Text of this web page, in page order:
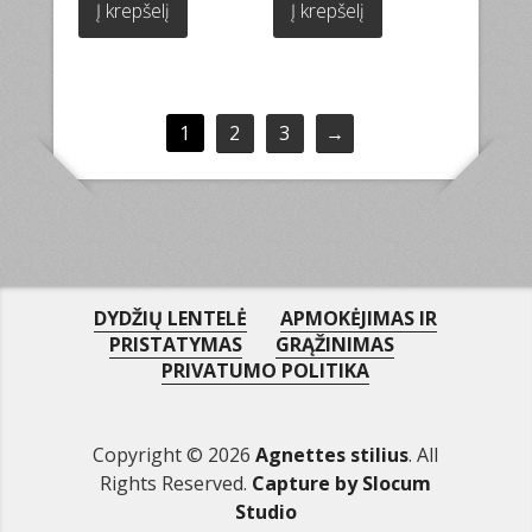
44.00€.
Į krepšelį
44.00€.
Į krepšelį
1 2 3 →
DYDŽIŲ LENTELĖ
APMOKĖJIMAS IR
PRISTATYMAS
GRĄŽINIMAS
PRIVATUMO POLITIKA
Copyright © 2026Agnettes stilius. All
Rights Reserved. Capture by Slocum
Studio